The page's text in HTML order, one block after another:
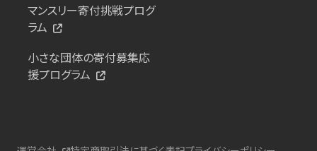
マンスリー寄付挑戦プログ
ラム
小さな団体の寄付募集応
援プログラム